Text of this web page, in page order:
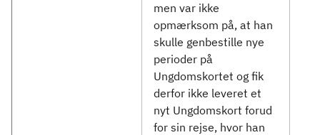
men var ikke
opmærksom på, at han
skulle genbestille nye
perioder på
Ungdomskortet og fik
derfor ikke leveret et
nyt Ungdomskort forud
for sin rejse, hvor han